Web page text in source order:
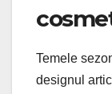
Temele
designul